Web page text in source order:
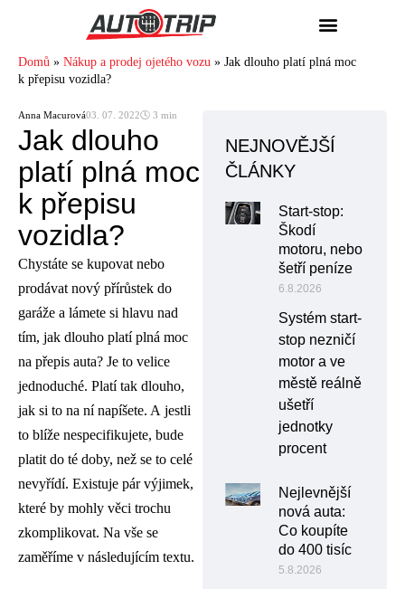
Domů » Nákup a prodej ojetého vozu » Jak dlouho platí plná moc
k přepisu vozidla?
Anna Macurová03. 07. 2022🕓 3 min
Jak dlouho
platí plná moc
k přepisu
vozidla?
Chystáte se kupovat nebo
prodávat nový přírůstek do
garáže a lámete si hlavu nad
tím, jak dlouho platí plná moc
na přepis auta? Je to velice
jednoduché. Platí tak dlouho,
jak si to na ní napíšete. A jestli
to blíže nespecifikujete, bude
platit do té doby, než se to celé
nevyřídí. Existuje pár výjimek,
které by mohly věci trochu
zkomplikovat. Na vše se
zaměříme v následujícím textu.
NEJNOVĚJŠÍ
ČLÁNKY
Start-stop:
Škodí
motoru, nebo
šetří peníze
6.8.2026
Systém start-
stop nezničí
motor a ve
městě reálně
ušetří
jednotky
procent
Nejlevnější
nová auta:
Co koupíte
do 400 tisíc
5.8.2026